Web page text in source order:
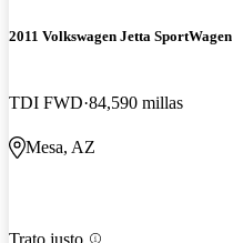
2011 Volkswagen Jetta SportWagen
TDI FWD 84,590 millas
Mesa, AZ
Trato justo